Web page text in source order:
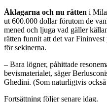
Åklagarna och nu rätten i
ut 600.000 dollar förutom de
mened och ljuga vad gäller
rätten funnit att det var
för sekinerna.
– Bara lögner, påhittade
bevismaterialet, säger
Ghedini. (Som naturligtvis
Fortsättning följer senare idag.